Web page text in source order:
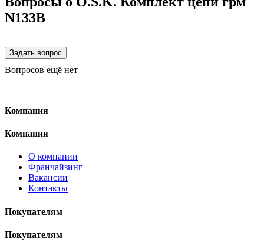
N133B
Вопросов ещё нет
Компания
Компания
О компании
Франчайзинг
Вакансии
Контакты
Покупателям
Покупателям